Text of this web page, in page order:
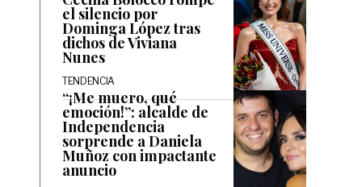
el silencio por
Dominga López tras
dichos de Viviana
Nunes
TENDENCIA
“¡Me muero, qué
emoción!”: alcalde de
Independencia
sorprende a Daniela
Muñoz con impactante
anuncio